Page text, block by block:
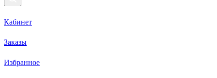
Кабинет
Заказы
Избранное